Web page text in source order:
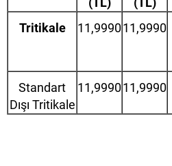
Tritikale
11,999011,9990
Standart
Dışı Tritikale
11,999011,9990